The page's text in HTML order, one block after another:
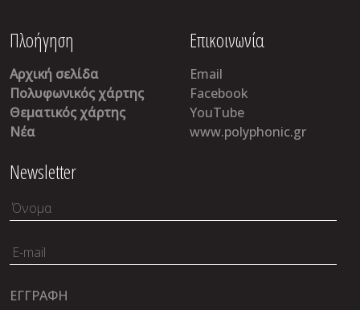
Πλοήγηση
Αρχική σελίδα
Πολυφωνικός χάρτης
Θεματικός χάρτης
Νέα
Επικοινωνία
Email
Facebook
YouTube
www.polyphonic.gr
Newsletter